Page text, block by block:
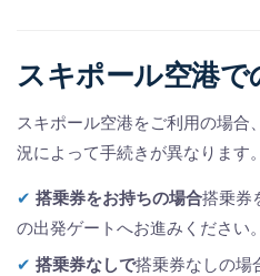
スキポール空港で
スキポール空港をご利用の場合
況によって手続きが異なります。
✔ 搭乗券をお持ちの場合搭乗券
の出発ゲートへお進みください。
✔ 搭乗券なしで搭乗券なしの場